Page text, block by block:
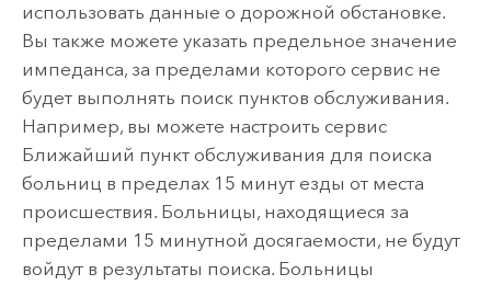
использовать данные о дорожной обстановке.
Вы также можете указать предельное значение
импеданса, за пределами которого сервис не
будет выполнять поиск пунктов обслуживания.
Например, вы можете настроить сервис
Ближайший пункт обслуживания для поиска
больниц в пределах 15 минут езды от места
происшествия. Больницы, находящиеся за
пределами 15 минутной досягаемости, не будут
войдут в результаты поиска. Больницы